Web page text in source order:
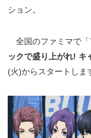
ション。
全国のファミマで「
ックで盛り上がれ! キ
(火)からスタートしま